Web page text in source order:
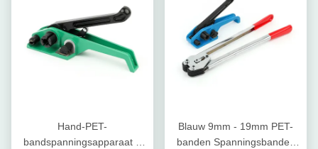
Hand-PET-
bandspanningsapparaat 9
Blauw 9mm - 19mm PET-
banden Spanningsbanden